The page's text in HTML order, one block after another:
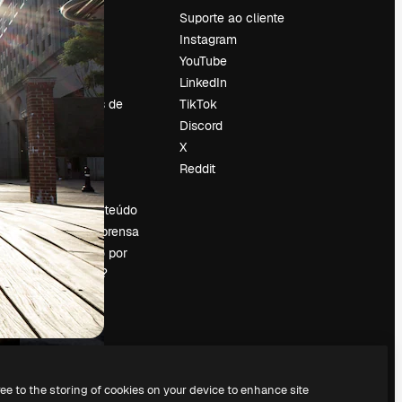
Preços
Sobre nós
Reviews
Emprego
Tendências de
pesquisa
Blog
Eventos
Slidesgo
Vender conteúdo
Sala de imprensa
Procurando por
magnific.ai?
Suporte ao cliente
Instagram
YouTube
LinkedIn
TikTok
Discord
X
Reddit
to the storing of cookies on your device to enhance site